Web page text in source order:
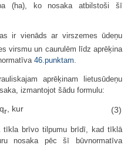
(ha), ko nosaka atbilstoši šī
ir vienāds ar virszemes ūdeņu
virsmu un caurulēm līdz aprēķina
46.punktam.
aprēķinam lietusūdeņu
izmantojot šādu formulu:
r, kur (3)
brīvo tilpumu brīdī, kad tīklā
nosaka pēc šī būvnormatīva